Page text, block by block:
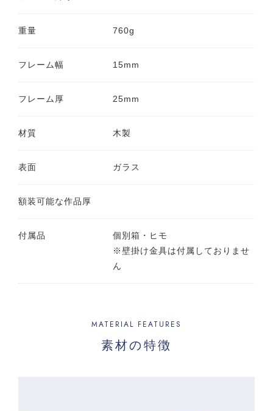
重量 760g
フレーム幅 15mm
フレーム厚 25mm
材質 木製
表面 ガラス
額装可能な作品厚
付属品
個別箱・ヒモ
※壁掛け金具は付属しておりませ
ん
素材の特徴
MATERIAL FEATURES